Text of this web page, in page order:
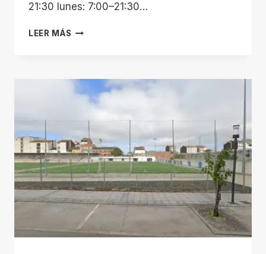
21:30 lunes: 7:00–21:30…
LEER MÁS CROSSFIT